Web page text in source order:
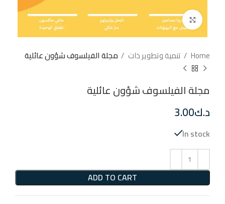
إضغط للتكبير
Home تنمية وتطوير ذات مجلة الفيلسوف شؤون عائلية
مجلة الفيلسوف شؤون عائلية
د.ك3.00
In stock
ADD TO CART